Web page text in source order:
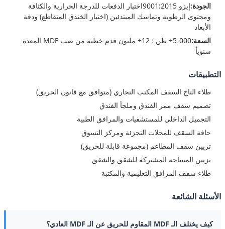
الجودة:
إيزو 9001:2015اختبار الدفعات للدرجة الحرارية والكثافة
ومحتوى الرطوبة وتماسك المبتدئين (اختبار الخندق المتقاطع) ودقة
الأبعاد
السعة:
5،000+ طن ؛ 12+ مليون قدم خطية من صب MDF المعدة
سنوياً
التطبيقات
طلاء التاج السقف المكتب التجاري (متوافق مع قانون الحريق)
تصميم سقف ممر الفندق وملجأ الفندق
التجميل الداخلي للمستشفيات والمرافق الطبية
حافة السقف للمحلات التجزئة ومركز التسوق
تزيين سقف المطاعم (مجموعة قابلة للحريق)
تزيين المساحة المشتركة للشقق والشقق
طلاء سقف المرافق التعليمية والمكتبة
الأسئلة الشائعة
كيف يختلف الـ MDF المقاوم للحريق عن الـ MDF العادي؟